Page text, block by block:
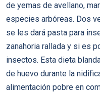
de yemas de avellano,
especies arbóreas. Dos
se les dará pasta para
zanahoria rallada y si es
insectos. Esta dieta
de huevo durante la
alimentación pobre en